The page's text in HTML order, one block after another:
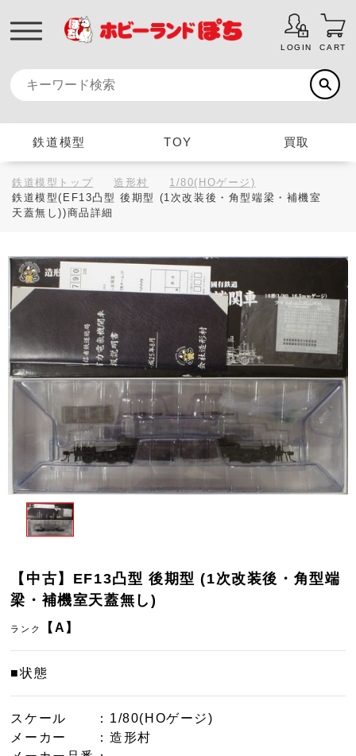
LOGIN CART
鉄道模型 TOY 買取
鉄道模型トップ 造形村
1/80(HOゲージ)
鉄道模型(EF13凸型 後期型 (1次改装後・角型端梁・補機室
天蓋無し))商品詳細
【中古】EF13凸型 後期型 (1次改装後・角型端
梁・補機室天蓋無し)
ランク 【A】
■状態
スケール
：1/80(HOゲージ)
メーカー
：造形村